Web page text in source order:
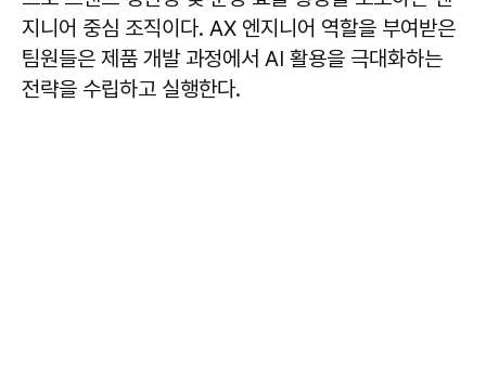
지니어 중심 조직이다. AX 엔지니어 역할을 부여받은
팀원들은 제품 개발 과정에서 AI 활용을 극대화하는
전략을 수립하고 실행한다.